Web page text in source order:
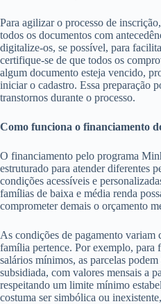
Para agilizar o processo de
todos os documentos com
digitalize-os, se possível, para
certifique-se de que todos os
algum documento esteja vencido,
iniciar o cadastro. Essa preparação
transtornos durante o processo.
Como funciona o financiamento
O financiamento pelo programa
estruturado para atender diferentes
condições acessíveis e
famílias de baixa e média renda
comprometer demais o orçamento
As condições de pagamento variam
família pertence. Por exemplo, para
salários mínimos, as parcelas
subsidiada, com valores mensais a
respeitando um limite mínimo
costuma ser simbólica ou